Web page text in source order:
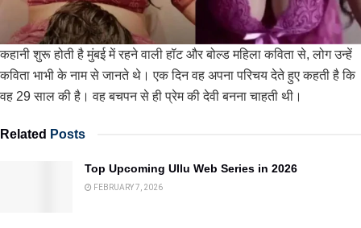
कहानी शुरू होती है मुंबई में रहने वाली हॉट और बोल्ड महिला कविता से, लोग उन्हें
कविता भाभी के नाम से जानते थे। एक दिन वह अपना परिचय देते हुए कहती है कि
वह 29 साल की है। वह बचपन से ही प्रेम की देवी बनना चाहती थी।
Related Posts
Top Upcoming Ullu Web Series in 2026
FEBRUARY 7, 2026